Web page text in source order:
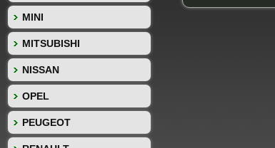
MINI
MITSUBISHI
NISSAN
OPEL
PEUGEOT